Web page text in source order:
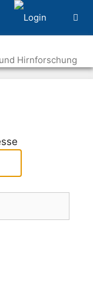
Hirnforschung